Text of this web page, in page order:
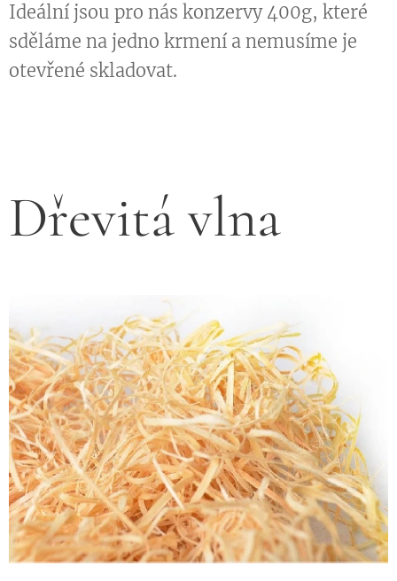
Ideální jsou pro nás konzervy 400g, které
sděláme na jedno krmení a nemusíme je
otevřené skladovat.
Dřevitá vlna